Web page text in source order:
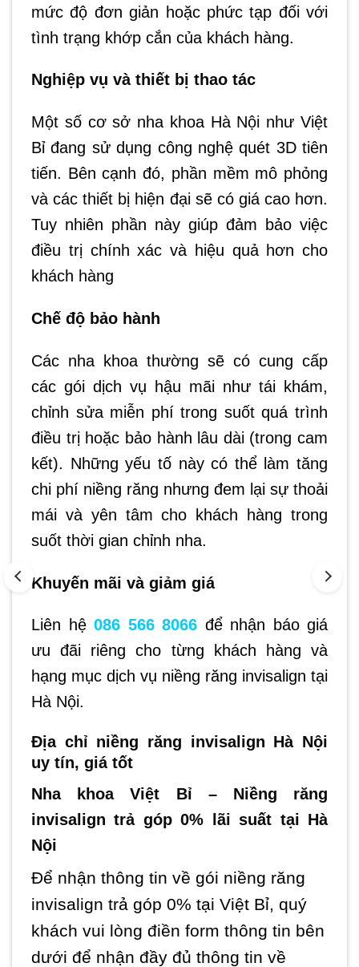
mức độ đơn giản hoặc phức tạp đối với
tình trạng khớp cắn của khách hàng.
Nghiệp vụ và thiết bị thao tác
Một số cơ sở nha khoa Hà Nội như Việt
Bỉ đang sử dụng công nghệ quét 3D tiên
tiến. Bên cạnh đó, phần mềm mô phỏng
và các thiết bị hiện đại sẽ có giá cao hơn.
Tuy nhiên phần này giúp đảm bảo việc
điều trị chính xác và hiệu quả hơn cho
khách hàng
Chế độ bảo hành
Các nha khoa thường sẽ có cung cấp
các gói dịch vụ hậu mãi như tái khám,
chỉnh sửa miễn phí trong suốt quá trình
điều trị hoặc bảo hành lâu dài (trong cam
kết). Những yếu tố này có thể làm tăng
chi phí niềng răng nhưng đem lại sự thoải
mái và yên tâm cho khách hàng trong
suốt thời gian chỉnh nha.
Khuyến mãi và giảm giá
Liên hệ 086 566 8066 để nhận báo giá
ưu đãi riêng cho từng khách hàng và
hạng mục dịch vụ niềng răng invisalign tại
Hà Nội.
Địa chỉ niềng răng invisalign Hà Nội
uy tín, giá tốt
Nha khoa Việt Bỉ – Niềng răng
invisalign trả góp 0% lãi suất tại Hà
Nội
Để nhận thông tin về gói niềng răng
invisalign trả góp 0% tại Việt Bỉ, quý
khách vui lòng điền form thông tin bên
dưới để nhận đầy đủ thông tin về